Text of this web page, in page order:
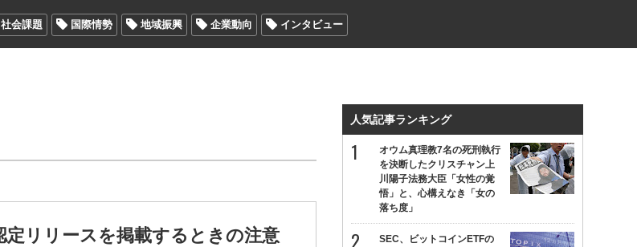
社会課題 国際情勢 地域振興 企業動向 インタビュー
定リリースを掲載するときの注意
人気記事ランキング
オウム真理教7名の死刑執行
を決断したクリスチャン上
川陽子法務大臣「女性の覚
悟」と、心構えなき「女の
落ち度」
SEC、ビットコインETFの